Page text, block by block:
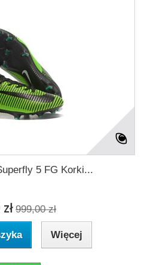
5 FG Korki...
999,00 zł
Więcej